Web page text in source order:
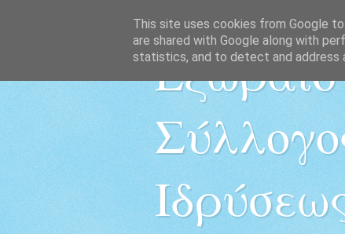
This site uses cookies from Google
are shared with Google along with
statistics, and to detect and address